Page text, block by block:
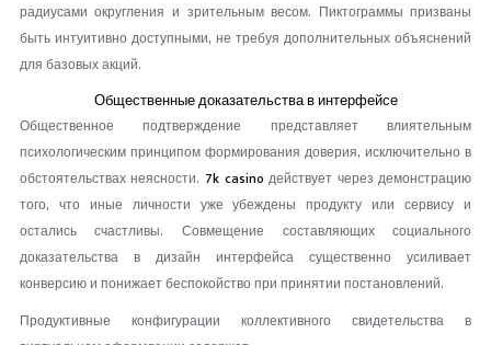
радиусами округления и зрительным весом. Пиктограммы призваны
быть интуитивно доступными, не требуя дополнительных объяснений
для базовых акций.
Общественные доказательства в интерфейсе
Общественное подтверждение представляет влиятельным
психологическим принципом формирования доверия, исключительно в
обстоятельствах неясности. 7k casino действует через демонстрацию
того, что иные личности уже убеждены продукту или сервису и
остались счастливы. Совмещение составляющих социального
доказательства в дизайн интерфейса существенно усиливает
конверсию и понижает беспокойство при принятии постановлений.
Продуктивные конфигурации коллективного свидетельства в